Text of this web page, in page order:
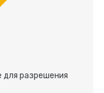
для разрешения